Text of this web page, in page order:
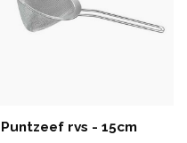
Puntzeef rvs - 15cm